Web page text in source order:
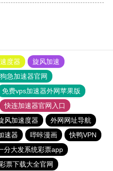
度器
旋风加速
狗急加速器官网
免费vps加速器外网苹果版
快连加速器官网入口
风加速度器
外网网址导航
速器 哔咔漫画
快鸭VPN
分大发系统彩票app
票下载大全官网